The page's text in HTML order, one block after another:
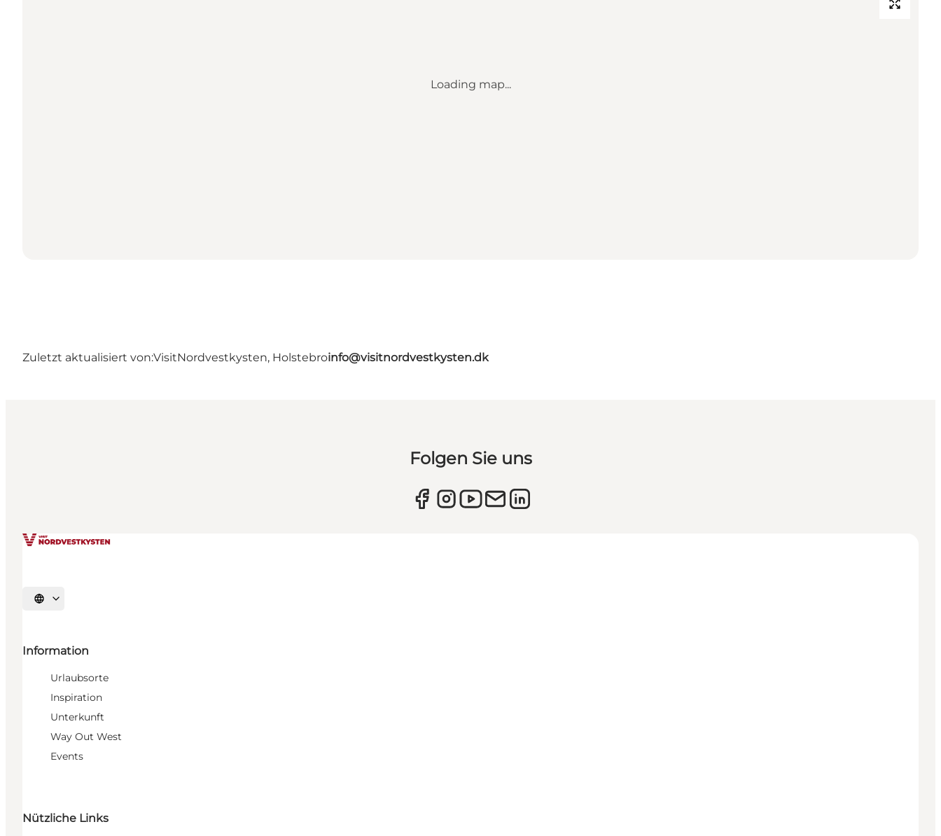
Loading map...
Zuletzt aktualisiert von:VisitNordvestkysten, Holstebroinfo@visitnordvestkysten.dk
Folgen Sie uns
Sprache auswählen
Information
Urlaubsorte
Inspiration
Unterkunft
Way Out West
Events
Nützliche Links